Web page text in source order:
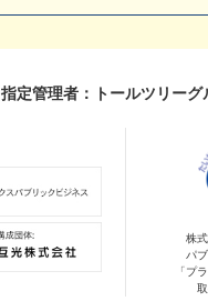
指定管理者：トールツリーグ
株
パ
「プ